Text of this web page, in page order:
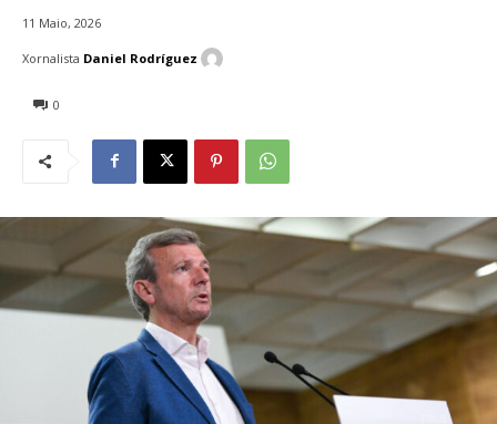
11 Maio, 2026
0
Xornalista Daniel Rodríguez